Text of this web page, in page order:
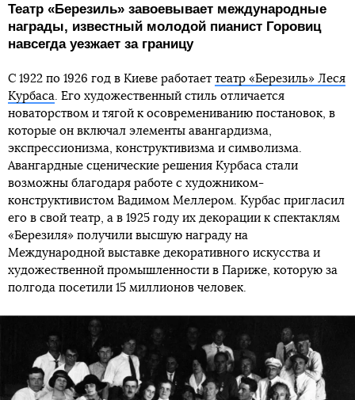
Театр «Березиль» завоевывает международные
награды, известный молодой пианист Горовиц
навсегда уезжает за границу
С 1922 по 1926 год в Киеве работает театр «Березиль» Леся
Курбаса . Его художественный стиль отличается
новаторством и тягой к осовремениванию постановок, в
которые он включал элементы авангардизма,
экспрессионизма, конструктивизма и символизма.
Авангардные сценические решения Курбаса стали
возможны благодаря работе с художником-
конструктивистом Вадимом Меллером. Курбас пригласил
его в свой театр, а в 1925 году их декорации к спектаклям
«Березиля» получили высшую награду на
Международной выставке декоративного искусства и
художественной промышленности в Париже, которую за
полгода посетили 15 миллионов человек.